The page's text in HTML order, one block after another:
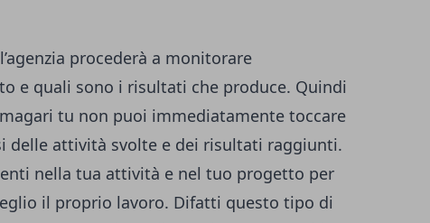
procederà a monitorare
e quali sono i risultati che produce. Quindi
tu non puoi immediatamente toccare
delle attività svolte e dei risultati raggiunti.
nella tua attività e nel tuo progetto per
il proprio lavoro. Difatti questo tipo di